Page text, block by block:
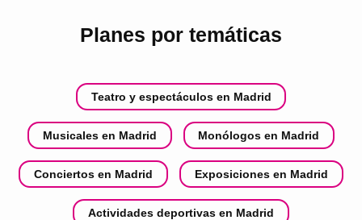
Planes por temáticas
Teatro y espectáculos en Madrid
Musicales en Madrid Monólogos en Madrid
Conciertos en Madrid Exposiciones en Madrid
Actividades deportivas en Madrid